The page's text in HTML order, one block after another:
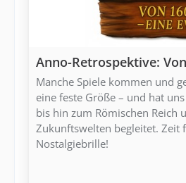
Anno-Retrospektive:
Manche Spiele kommen und
eine feste Größe – und hat
bis hin zum Römischen Reich
Zukunftswelten begleitet. Zeit
Nostalgiebrille!